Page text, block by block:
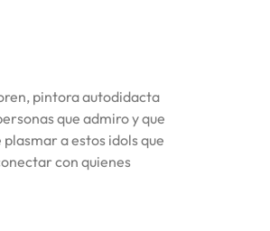
pintora autodidacta
que admiro y que
a estos idols que
con quienes